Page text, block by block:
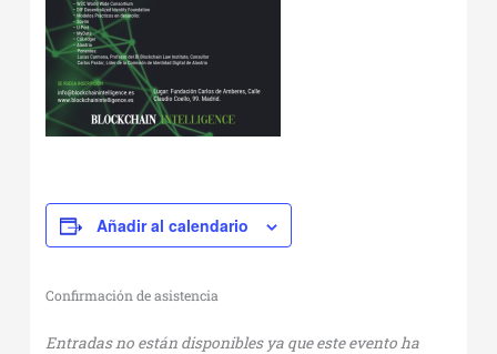
Añadir al calendario
Confirmación de asistencia
Entradas no están disponibles ya que este evento ha